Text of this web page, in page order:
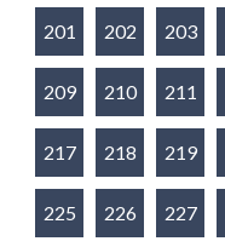
201 202 203
209 210 211
217 218 219
225 226 227